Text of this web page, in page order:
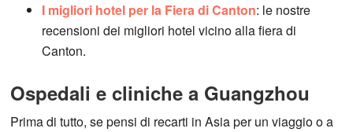
I migliori hotel per la Fiera di Canton: le nostre
recensioni dei migliori hotel vicino alla fiera di
Canton.
Ospedali e cliniche a Guangzhou
Prima di tutto, se pensi di recarti in Asia per un viaggio o a